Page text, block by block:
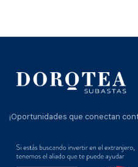
¡Oportunidades que conectan